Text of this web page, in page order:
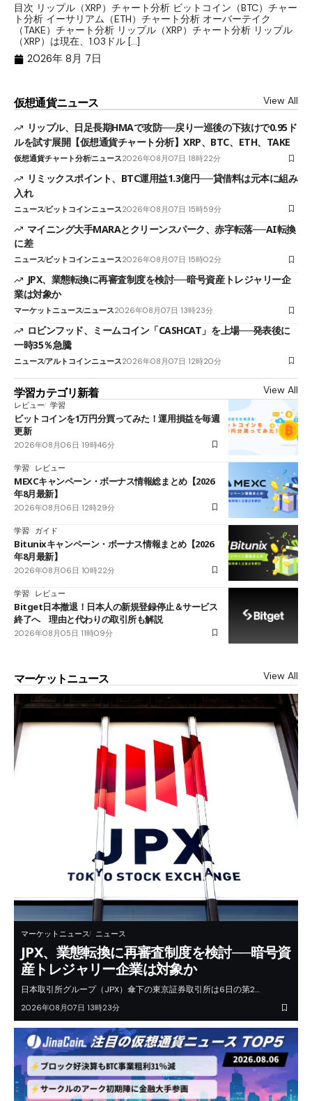
目次 リップル（XRP）チャート分析 ビットコイン（BTC）チャー
ト分析 イーサリアム（ETH）チャート分析 オーバーテイク
（TAKE）チャート分析 リップル（XRP）チャート分析 リップル
（XRP）は現在、1.03ドル […]
2026年 8月 7日
仮想通貨ニュース View All
リップル、日足長期HMAで攻防──戻り一巡後の下抜けで0.95ド
ルを試す展開【仮想通貨チャート分析】XRP、BTC、ETH、TAKE
仮想通貨チャート分析ニュース2026年08月07日 18時22分
リミックスポイント、BTC運用益1.3億円──貸借料は元本に組み
入れ
ニュースビットコインニュース2026年08月07日 15時59分
マイニング大手MARAとクリーンスパーク、赤字転落──AI転換
に差
ニュースビットコインニュース2026年08月07日 15時02分
JPX、業態転換に再審査制度を検討──暗号資産トレジャリー企
業は対象か
マーケットニュースニュース2026年08月07日 13時23分
ロビンフッド、ミームコイン「CASHCAT」を上場──発表後に
一時35％急騰
ニュースアルトコインニュース2026年08月07日 12時20分
学習カテゴリ新着 View All
レビュー 学習
ビットコインを1万円分買ってみた！運用損益を毎週
更新
2026年08月06日 19時46分
学習 レビュー
MEXCキャンペーン・ボーナス情報総まとめ【2026
年8月最新】
2026年08月06日 12時29分
学習 ガイド
Bitunixキャンペーン・ボーナス情報まとめ【2026
年8月最新】
2026年08月06日 10時22分
学習 レビュー
Bitget日本撤退！日本人の新規登録停止＆サービス
終了へ 理由と代わりの取引所も解説
2026年08月05日 11時09分
マーケットニュース View All
マーケットニュース ニュース
JPX、業態転換に再審査制度を検討──暗号資
産トレジャリー企業は対象か
日本取引所グループ（JPX）傘下の東京証券取引所は6日の第2…
2026年08月07日 13時23分